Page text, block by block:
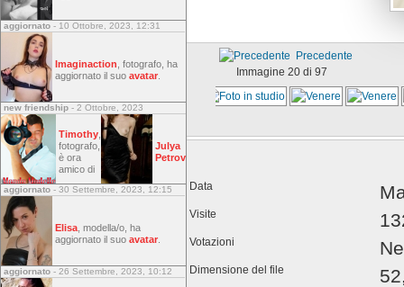
Precedente
Immagine 20 di 97
Data
Visite
Votazioni
Dimensione del file
aggiornato - 10 Ottobre, 2023, 12:31
Imaginaction , fotografo, ha
aggiornato il suo avatar
new friendship - 2 Ottobre, 2023
Timothy
fotografo,
è ora
amico di
Julya
Petrov
aggiornato - 30 Settembre, 2023, 12:15
Elisa , modella/o, ha
aggiornato il suo avatar
aggiornato - 26 Settembre, 2023, 10:12